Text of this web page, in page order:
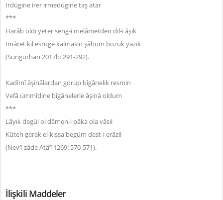
İrdügine irer irmedügine taş atar
***
Harâb oldı yeter seng-i melâmetden dil-i âşık
İmâret kıl esrüge kalmasın şâhum bozuk yazık
(Sungurhan 2017b: 291-292).
Kadîmî âşinâlardan görüp bîgânelik resmin
Vefâ ümmîdine bîgânelerle âşinâ oldum
***
Lâyık degül ol dâmen-i pâka ola vâsıl
Kûteh gerek el-kıssa begüm dest-i erâzil
(Nev‘î-zâde Atâ’î 1269: 570-571).
İlişkili Maddeler